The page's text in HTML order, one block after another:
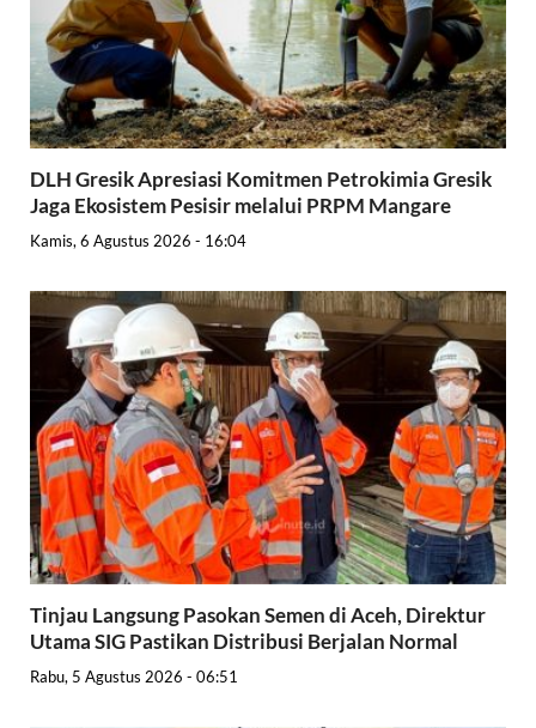
DLH Gresik Apresiasi Komitmen Petrokimia Gresik
Jaga Ekosistem Pesisir melalui PRPM Mangare
Kamis, 6 Agustus 2026 - 16:04
Tinjau Langsung Pasokan Semen di Aceh, Direktur
Utama SIG Pastikan Distribusi Berjalan Normal
Rabu, 5 Agustus 2026 - 06:51